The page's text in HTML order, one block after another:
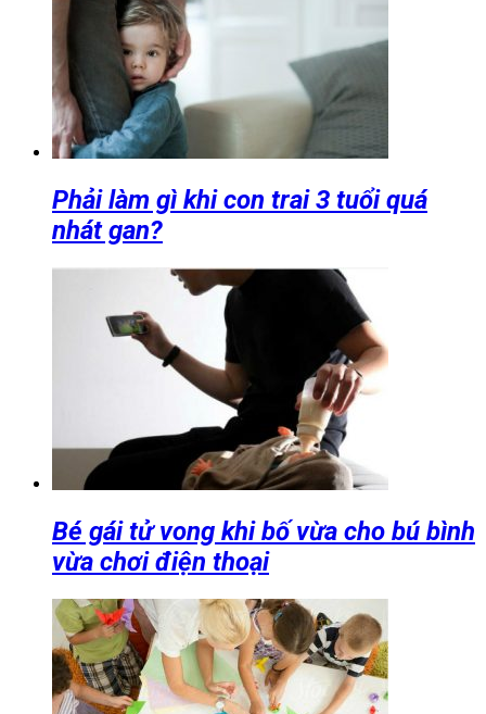
Phải làm gì khi con trai 3 tuổi quá
nhát gan?
Bé gái tử vong khi bố vừa cho bú bình
vừa chơi điện thoại